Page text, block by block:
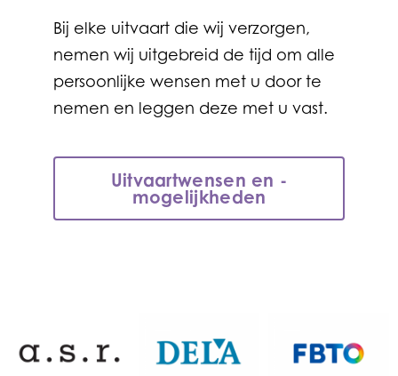
Bij elke uitvaart die wij verzorgen,
nemen wij uitgebreid de tijd om alle
persoonlijke wensen met u door te
nemen en leggen deze met u vast.
Uitvaartwensen en -
mogelijkheden